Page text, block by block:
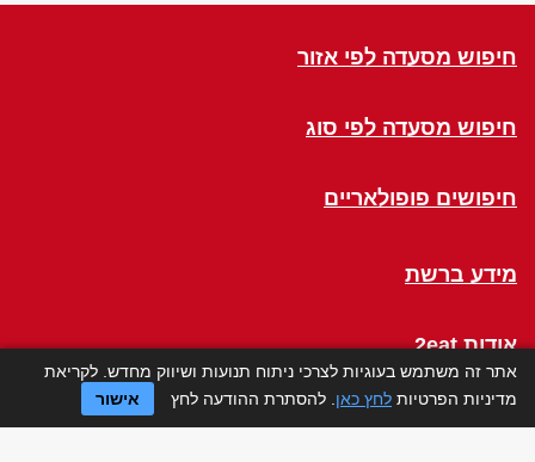
חיפוש מסעדה לפי אזור
חיפוש מסעדה לפי סוג
חיפושים פופולאריים
מידע ברשת
אודות 2eat
Click a Table
אתר זה משתמש בעוגיות לצרכי ניתוח תנועות ושיווק מחדש. לקריאת
מדיניות הפרטיות לחץ כאן . להסתרת ההודעה לחץ אישור